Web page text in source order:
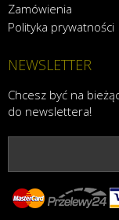
Zamówienia
Polityka prywatności
NEWSLETTER
Chcesz być na
do newslettera!